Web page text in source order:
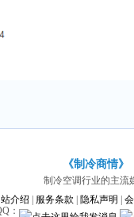
《制冷商情》
制冷空调行业的主流
站介绍
服务条款 隐私声明
：